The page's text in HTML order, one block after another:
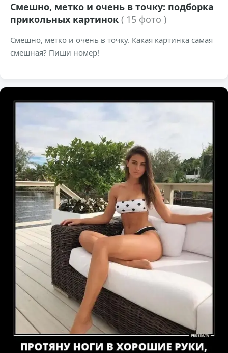
Смешно, метко и очень в точку: подборка
прикольных картинок ( 15 фото )
Смешно, метко и очень в точку. Какая картинка самая
смешная? Пиши номер!